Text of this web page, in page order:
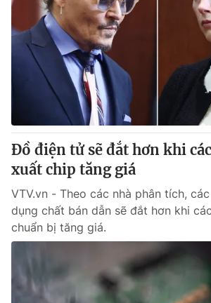
Đồ điện tử sẽ đắt hơn khi
xuất chip tăng giá
VTV.vn - Theo các nhà phân tích,
dụng chất bán dẫn sẽ đắt hơn khi
chuẩn bị tăng giá.